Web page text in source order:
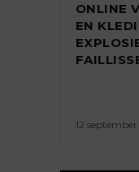
ONLINE
EN
12 september